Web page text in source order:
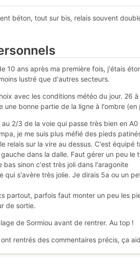
béton, tout sur bis, relais souvent
10 ans après ma première fois, j'étais
lustré que d'autres secteurs.
avec les conditions météo du jour. 26
une bonne partie de la ligne à l'ombre (en
2/3 de la voie qui passe très bien en A0
je me suis plus méfié des pieds
relais sur la vire au dessus. C'est équipé
dans la dalle. Faut gérer un peu le
sinon c'est très joli dans l'aragonite
qui s'avère très jolie. Je dirais 5a ou un
partout, parfois faut monter un peu les
de sortie.
de Sormiou avant de rentrer. Au top !
rentrés des commentaires précis, ça